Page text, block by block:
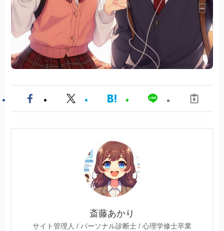
斎藤あかり
サイト管理人 / パーソナル診断士 / 心理学修士卒業